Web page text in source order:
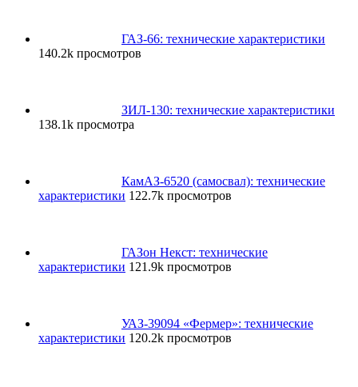
ГАЗ-66: технические характеристики
140.2k просмотров
ЗИЛ-130: технические характеристики
138.1k просмотра
КамАЗ-6520 (самосвал): технические
характеристики 122.7k просмотров
ГАЗон Некст: технические
характеристики 121.9k просмотров
УАЗ-39094 «Фермер»: технические
характеристики 120.2k просмотров